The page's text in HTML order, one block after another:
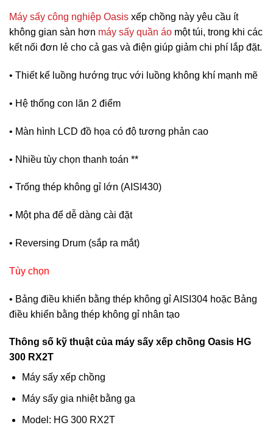
Máy sấy công nghiệp Oasis xếp chồng này yêu cầu ít
không gian sàn hơn máy sấy quần áo một túi, trong khi các
kết nối đơn lẻ cho cả gas và điện giúp giảm chi phí lắp đặt.
• Thiết kế luồng hướng trục với luồng không khí mạnh mẽ
• Hệ thống con lăn 2 điểm
• Màn hình LCD đồ họa có độ tương phản cao
• Nhiều tùy chọn thanh toán **
• Trống thép không gỉ lớn (AISI430)
• Một pha để dễ dàng cài đặt
• Reversing Drum (sắp ra mắt)
Tùy chọn
• Bảng điều khiển bằng thép không gỉ AISI304 hoặc Bảng
điều khiển bằng thép không gỉ nhân tạo
Thông số kỹ thuật của máy sấy xếp chồng Oasis HG
300 RX2T
Máy sấy xếp chồng
Máy sấy gia nhiệt bằng ga
Model: HG 300 RX2T